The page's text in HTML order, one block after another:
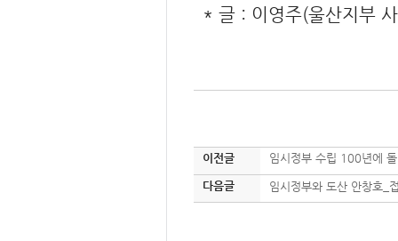
* 글 : 이영주(울산지부
이전글 임시정부 수립 100년에
다음글 임시정부와 도산 안창호_